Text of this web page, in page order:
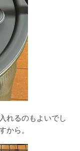
れるのもよいでし
から。